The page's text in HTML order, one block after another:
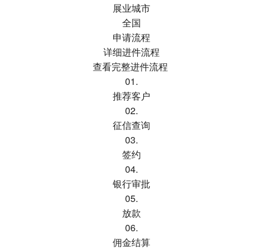
展业城市
全国
申请流程
详细进件流程
查看完整进件流程
01.
推荐客户
02.
征信查询
03.
签约
04.
银行审批
05.
放款
06.
佣金结算